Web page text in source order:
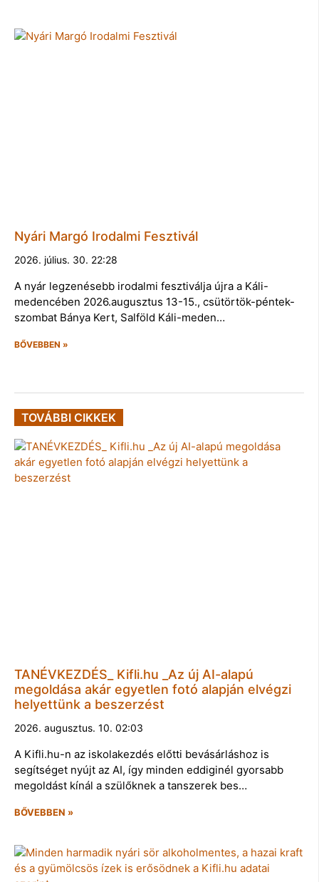
Nyári Margó Irodalmi Fesztivál
2026. július. 30. 22:28
A nyár legzenésebb irodalmi fesztiválja újra a Káli-
medencében 2026.augusztus 13-15., csütörtök-péntek-
szombat Bánya Kert, Salföld Káli-meden…
BŐVEBBEN »
TOVÁBBI CIKKEK
TANÉVKEZDÉS_ Kifli.hu _Az új AI-alapú
megoldása akár egyetlen fotó alapján elvégzi
helyettünk a beszerzést
2026. augusztus. 10. 02:03
A Kifli.hu-n az iskolakezdés előtti bevásárláshoz is
segítséget nyújt az AI, így minden eddiginél gyorsabb
megoldást kínál a szülőknek a tanszerek bes…
BŐVEBBEN »